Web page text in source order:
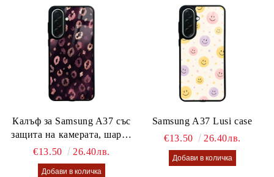
Калъф за Samsung A37 със
защита на камерата, шарен
калъф Lusi case
€13.50 26.40лв.
Samsung A37 Lusi case
€13.50
26.40лв.